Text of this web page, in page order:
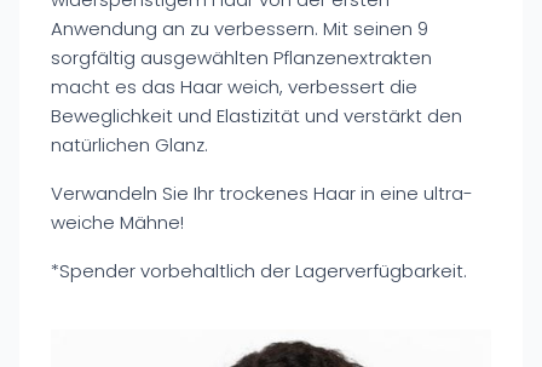
Anwendung an zu verbessern. Mit seinen 9
sorgfältig ausgewählten Pflanzenextrakten
macht es das Haar weich, verbessert die
Beweglichkeit und Elastizität und verstärkt den
natürlichen Glanz.
Verwandeln Sie Ihr trockenes Haar in eine ultra-
weiche Mähne!
*Spender vorbehaltlich der Lagerverfügbarkeit.